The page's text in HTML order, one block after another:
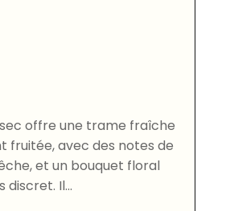
offre une trame fraîche
fruitée, avec des notes de
et un bouquet floral
discret. Il...